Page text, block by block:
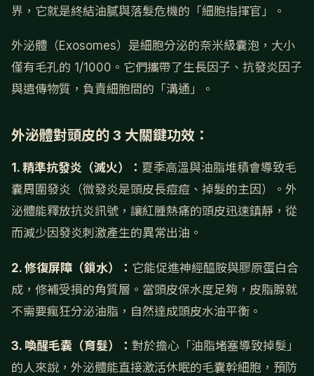
界，它就是終結油膩與落髮危機的「細胞指揮官」。
外泌體（Exosomes）是細胞分泌的奈米級囊泡，大小
僅有毛孔的 1/1000。它們攜帶了生長因子、抗發炎因子
與遺傳物質，負責細胞間的「溝通」。
外泌體對頭皮的 3 大關鍵功效：
1. 精準抗發炎（滅火）： 夏季高溫與油脂堆積會導致毛
囊周圍發炎（微發炎是頭皮長痘痘、掉髮的主因）。外
泌體能釋放抗炎訊號，讓紅腫熱痛的頭皮迅速鎮靜，從
而減少因發炎刺激產生的異常出油。
2. 修復屏障（鎖水）： 它能促進神經醯胺與膠原蛋白合
成，修補受損的角質層。當頭皮保水度足夠，皮脂腺就
不需要瘋狂分泌油脂，自然達成頭皮水油平衡。
3. 喚醒毛囊（育髮）： 對於擔心「油脂堵塞導致掉髮」
的人來說，外泌體能直接激活休眠的毛囊幹細胞，預防